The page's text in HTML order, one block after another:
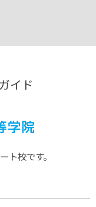
イド
ト校です。